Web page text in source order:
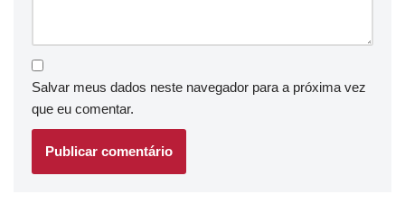
Salvar meus dados neste navegador para a próxima vez
que eu comentar.